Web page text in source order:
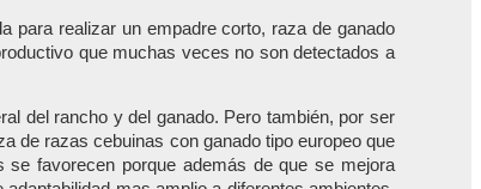
para realizar un empadre corto, raza de ganado
que muchas veces no son detectados a
del rancho y del ganado. Pero también, por ser
de razas cebuinas con ganado tipo europeo que
favorecen porque además de que se mejora